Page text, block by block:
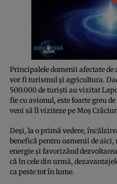
Principalele domenii afectate
vor fi turismul şi agricultura.
500.000 de turişti au vizitat
fie cu avionul, este foarte greu
veni să îl viziteze pe Moş
Deşi, la o primă vedere,
benefică pentru oamenii de aici,
energie şi favorizând
că în cele din urmă,
ca peste tot în lume.